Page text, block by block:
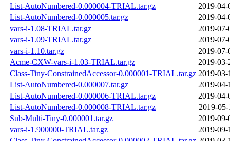
List-AutoNumbered-0.000004-TRIAL.tar.gz
2019-04-
List-AutoNumbered-0.000005.tar.gz
2019-04-
vars-i-1.08-TRIAL.tar.gz
2019-07-
vars-i-1.09-TRIAL.tar.gz
2019-07-
vars-i-1.10.tar.gz
2019-07-
Acme-CXW-vars-i-1.03-TRIAL.tar.gz
2019-03-
Class-Tiny-ConstrainedAccessor-0.000001-TRIAL.tar.gz 2019-03-
List-AutoNumbered-0.000007.tar.gz
2019-04-
List-AutoNumbered-0.000006-TRIAL.tar.gz
2019-04-
List-AutoNumbered-0.000008-TRIAL.tar.gz
2019-
Sub-Multi-Tiny-0.000001.tar.gz
2019-09-
vars-i-1.900000-TRIAL.tar.gz
2019-09-